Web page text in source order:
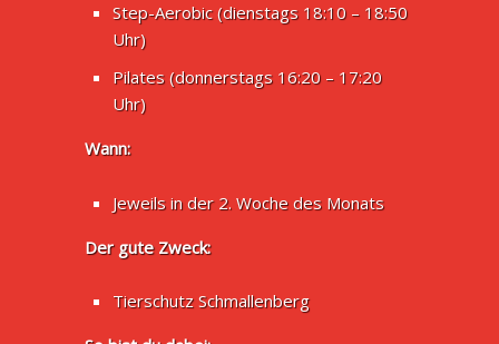
Step-Aerobic (dienstags 18:10 – 18:50
Uhr)
Pilates (donnerstags 16:20 – 17:20
Uhr)
Wann:
Jeweils in der 2. Woche des Monats
Der gute Zweck:
Tierschutz Schmallenberg